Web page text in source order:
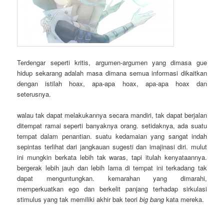
Terdengar seperti kritis, argumen-argumen yang dimasa gue
hidup sekarang adalah masa dimana semua informasi dikaitkan
dengan istilah hoax, apa-apa hoax, apa-apa hoax dan
seterusnya.
walau tak dapat melakukannya secara mandiri, tak dapat berjalan
ditempat ramai seperti banyaknya orang. setidaknya, ada suatu
tempat dalam penantian. suatu kedamaian yang sangat indah
sepintas terlihat dari jangkauan sugesti dan imajinasi diri. mulut
ini mungkin berkata lebih tak waras, tapi itulah kenyataannya.
bergerak lebih jauh dan lebih lama di tempat ini terkadang tak
dapat menguntungkan. kemarahan yang dimarahi,
memperkuatkan ego dan berkelit panjang terhadap sirkulasi
stimulus yang tak memiliki akhir bak teoribig bang kata mereka.